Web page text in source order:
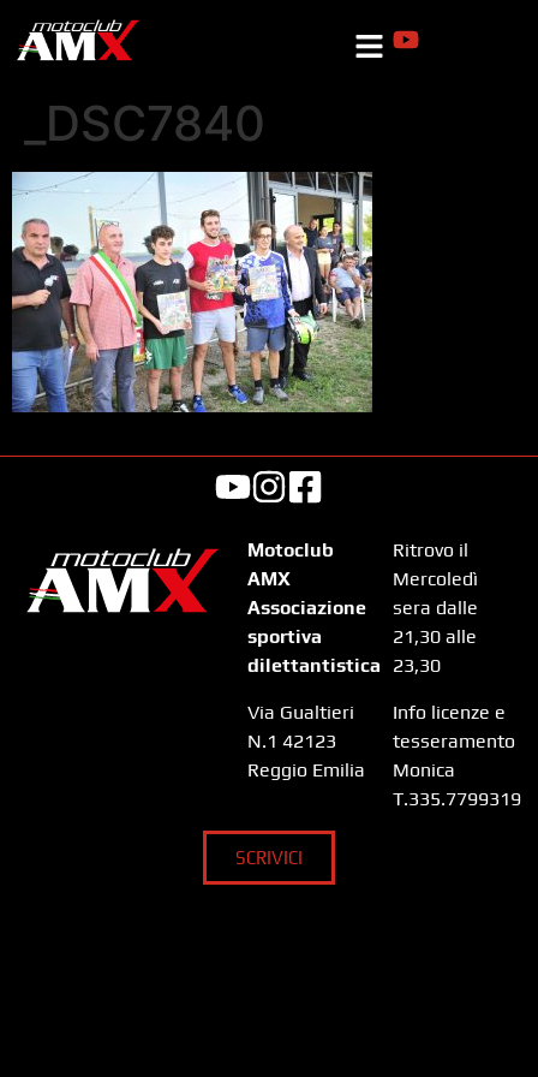
_DSC7840
Motoclub
AMX
Associazione
sportiva
dilettantistica
Via Gualtieri
N.1 42123
Reggio Emilia
Ritrovo il
Mercoledì
sera dalle
21,30 alle
23,30
Info licenze e
tesseramento
Monica
T.335.7799319
SCRIVICI